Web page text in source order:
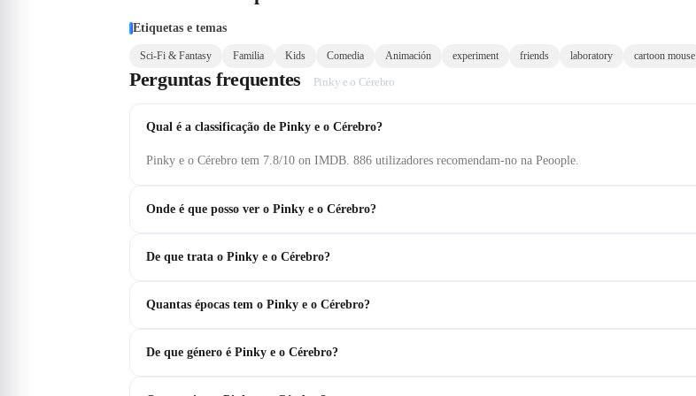
Etiquetas e temas
Sci-Fi & Fantasy Familia Kids Comedia Animación experiment friends laboratory cartoon mouse
Perguntas frequentes Pinky e o Cérebro
Qual é a classificação de Pinky e o Cérebro?
Pinky e o Cérebro tem 7.8/10 on IMDB. 886 utilizadores recomendam-no na Peoople.
Onde é que posso ver o Pinky e o Cérebro?
De que trata o Pinky e o Cérebro?
Quantas épocas tem o Pinky e o Cérebro?
De que género é Pinky e o Cérebro?